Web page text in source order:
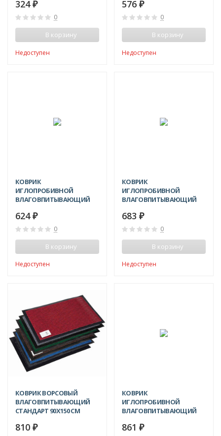
324 ₽
0
В корзину
Недоступен
576 ₽
0
В корзину
Недоступен
КОВРИК
ИГЛОПРОБИВНОЙ
ВЛАГОВПИТЫВАЮЩИЙ
624 ₽
0
В корзину
Недоступен
КОВРИК
ИГЛОПРОБИВНОЙ
ВЛАГОВПИТЫВАЮЩИЙ
683 ₽
0
В корзину
Недоступен
КОВРИК ВОРСОВЫЙ
ВЛАГОВПИТЫВАЮЩИЙ
СТАНДАРТ 90X150 СМ
810 ₽
КОВРИК
ИГЛОПРОБИВНОЙ
ВЛАГОВПИТЫВАЮЩИЙ
861 ₽